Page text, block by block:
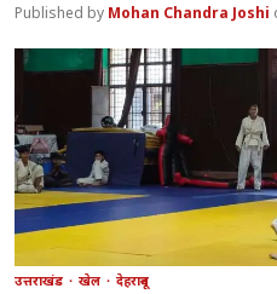
Mohan Chandra Joshi
उत्तराखंड खेल देहरादून